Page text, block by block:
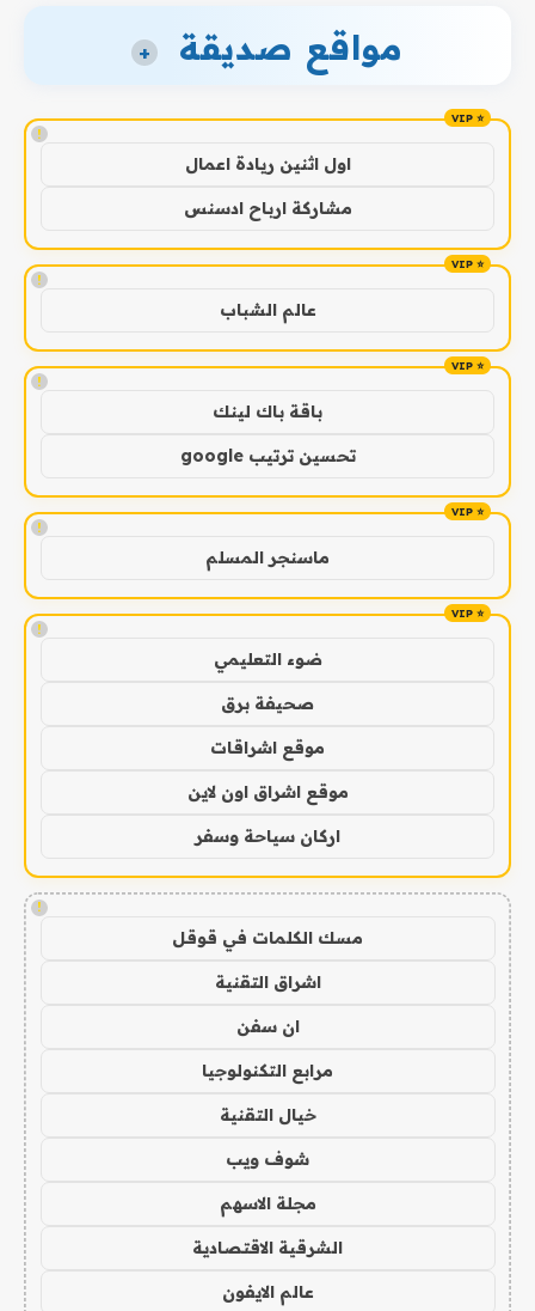
مواقع صديقة +
!
اول اثنين ريادة اعمال
مشاركة ارباح ادسنس
!
عالم الشباب
!
باقة باك لينك
تحسين ترتيب google
!
ماسنجر المسلم
!
ضوء التعليمي
صحيفة برق
موقع اشراقات
موقع اشراق اون لاين
اركان سياحة وسفر
!
مسك الكلمات في قوقل
اشراق التقنية
ان سفن
مرابع التكنولوجيا
خيال التقنية
شوف ويب
مجلة الاسهم
الشرقية الاقتصادية
عالم الايفون